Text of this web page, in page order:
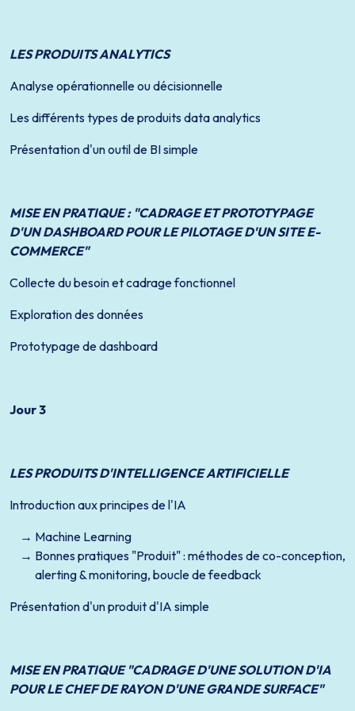
LES PRODUITS ANALYTICS
Analyse opérationnelle ou décisionnelle
Les différents types de produits data analytics
Présentation d'un outil de BI simple
MISE EN PRATIQUE : "CADRAGE ET PROTOTYPAGE
D'UN DASHBOARD POUR LE PILOTAGE D'UN SITE E-
COMMERCE"
Collecte du besoin et cadrage fonctionnel
Exploration des données
Prototypage de dashboard
Jour 3
LES PRODUITS D'INTELLIGENCE ARTIFICIELLE
Introduction aux principes de l'IA
Machine Learning
Bonnes pratiques "Produit" : méthodes de co-conception,
alerting & monitoring, boucle de feedback
Présentation d'un produit d'IA simple
MISE EN PRATIQUE "CADRAGE D'UNE SOLUTION D'IA
POUR LE CHEF DE RAYON D'UNE GRANDE SURFACE"